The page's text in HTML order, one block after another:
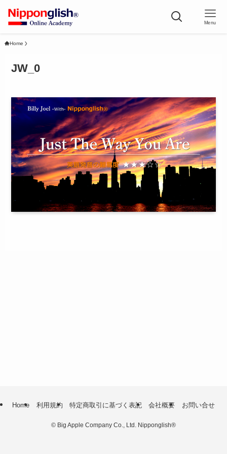
Menu
Home
JW_0
Home 利用規約 特定商取引に基づく表記 会社概要 お問い合せ
© Big Apple Company Co., Ltd. Nipponglish®